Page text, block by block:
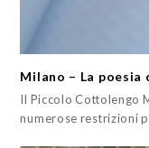
Milano – La poesia
Il Piccolo Cottolengo
numerose restrizioni